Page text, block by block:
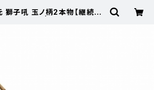
獅子吼 玉ノ柄2本物【継続セ